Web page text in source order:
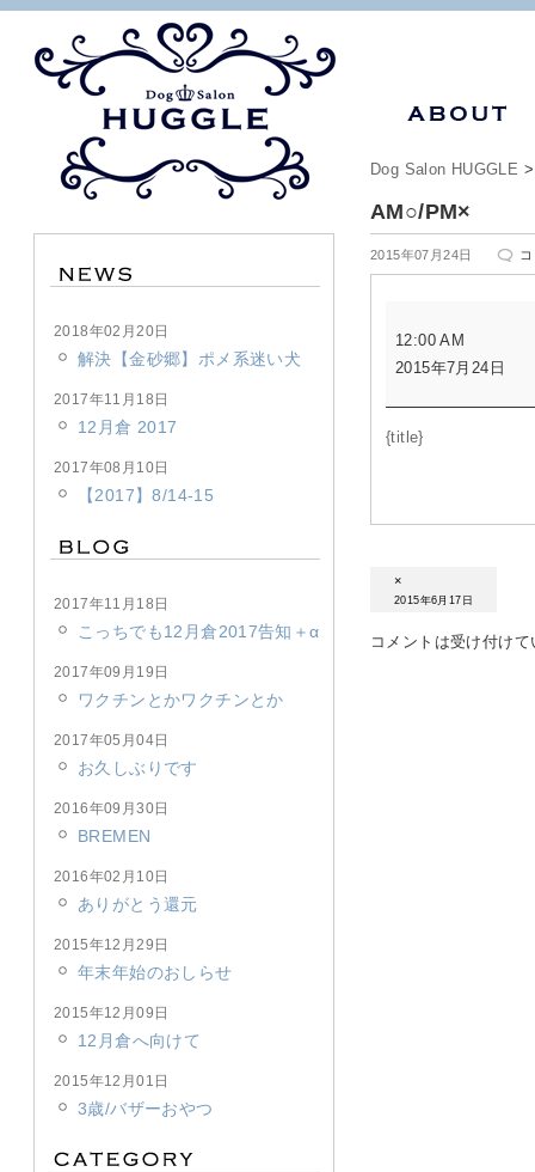
Dog Salon HUGGLE
AM○/PM×
2015年07月24日
は
12:00 AM
2015年7月24日
{title}
×
2015年6月17日
コメントは受け付け
2018年02月20日
解決【金砂郷】ポメ系迷い犬
2017年11月18日
12月倉 2017
2017年08月10日
【2017】8/14-15
2017年11月18日
こっちでも12月倉2017告知＋α
2017年09月19日
ワクチンとかワクチンとか
2017年05月04日
お久しぶりです
2016年09月30日
BREMEN
2016年02月10日
ありがとう還元
2015年12月29日
年末年始のおしらせ
2015年12月09日
12月倉へ向けて
2015年12月01日
3歳/バザーおやつ